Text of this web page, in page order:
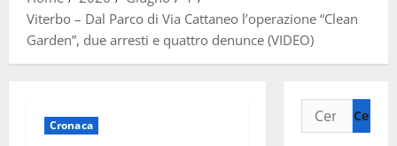
Viterbo – Dal Parco di Via Cattaneo l’operazione “Clean
Garden”, due arresti e quattro denunce (VIDEO)
Cronaca
Ricerca
per: